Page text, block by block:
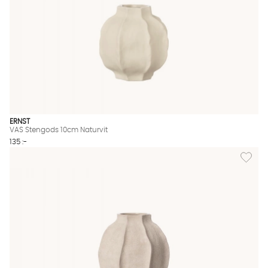
ERNST
VAS Stengods 10cm Naturvit
135 :-
Lägg